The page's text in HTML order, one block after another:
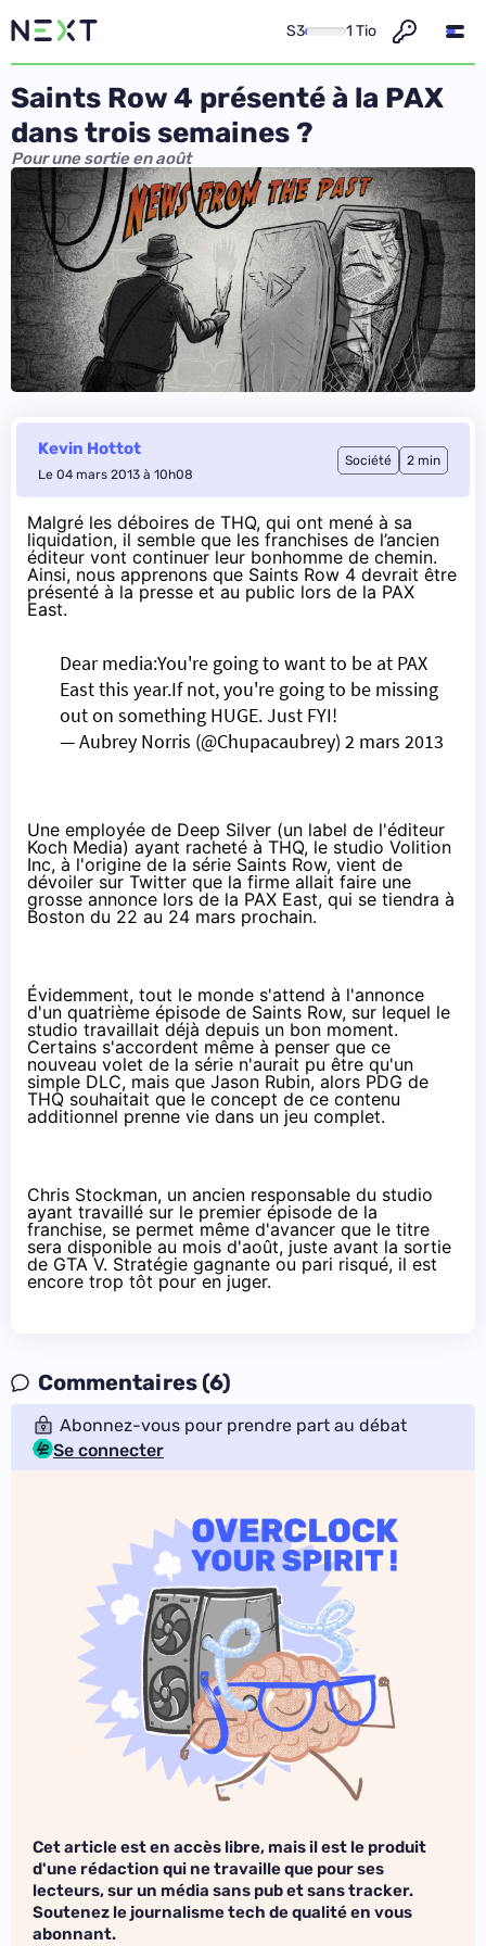
S3 1 Tio
Saints Row 4 présenté à la PAX
dans trois semaines ?
Pour une sortie en août
Kevin Hottot
Le 04 mars 2013 à 10h08
Société 2 min
Malgré les déboires de THQ, qui ont mené à sa
liquidation, il semble que les franchises de l’ancien
éditeur vont continuer leur bonhomme de chemin.
Ainsi, nous apprenons que Saints Row 4 devrait être
présenté à la presse et au public lors de la PAX
East.
Dear media:You're going to want to be at PAX
East this year.If not, you're going to be missing
out on something HUGE. Just FYI!
— Aubrey Norris (@Chupacaubrey) 2 mars 2013
Une employée de Deep Silver (un label de l'éditeur
Koch Media) ayant racheté à THQ, le studio Volition
Inc, à l'origine de la série Saints Row, vient de
dévoiler sur Twitter que la firme allait faire une
grosse annonce lors de la PAX East, qui se tiendra à
Boston du 22 au 24 mars prochain.
Évidemment, tout le monde s'attend à l'annonce
d'un quatrième épisode de Saints Row, sur lequel le
studio travaillait déjà depuis un bon moment.
Certains s'accordent même à penser que ce
nouveau volet de la série n'aurait pu être qu'un
simple DLC, mais que Jason Rubin, alors PDG de
THQ souhaitait que le concept de ce contenu
additionnel prenne vie dans un jeu complet.
Chris Stockman, un ancien responsable du studio
ayant travaillé sur le premier épisode de la
franchise, se permet même d'avancer que le titre
sera disponible au mois d'août, juste avant la sortie
de GTA V. Stratégie gagnante ou pari risqué, il est
encore trop tôt pour en juger.
Commentaires (6)
Abonnez-vous pour prendre part au débat
Se connecter
Cet article est en accès libre, mais il est le produit
d'une rédaction qui ne travaille que pour ses
lecteurs, sur un média sans pub et sans tracker.
Soutenez le journalisme tech de qualité en vous
abonnant.